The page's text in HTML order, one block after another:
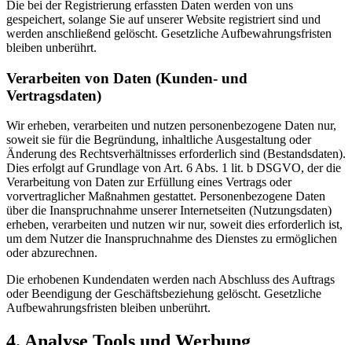
Die bei der Registrierung erfassten Daten werden von uns
gespeichert, solange Sie auf unserer Website registriert sind und
werden anschließend gelöscht. Gesetzliche Aufbewahrungsfristen
bleiben unberührt.
Verarbeiten von Daten (Kunden- und
Vertragsdaten)
Wir erheben, verarbeiten und nutzen personenbezogene Daten nur,
soweit sie für die Begründung, inhaltliche Ausgestaltung oder
Änderung des Rechtsverhältnisses erforderlich sind (Bestandsdaten).
Dies erfolgt auf Grundlage von Art. 6 Abs. 1 lit. b DSGVO, der die
Verarbeitung von Daten zur Erfüllung eines Vertrags oder
vorvertraglicher Maßnahmen gestattet. Personenbezogene Daten
über die Inanspruchnahme unserer Internetseiten (Nutzungsdaten)
erheben, verarbeiten und nutzen wir nur, soweit dies erforderlich ist,
um dem Nutzer die Inanspruchnahme des Dienstes zu ermöglichen
oder abzurechnen.
Die erhobenen Kundendaten werden nach Abschluss des Auftrags
oder Beendigung der Geschäftsbeziehung gelöscht. Gesetzliche
Aufbewahrungsfristen bleiben unberührt.